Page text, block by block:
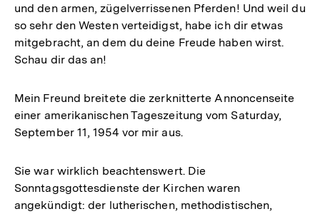
und den armen, zügelverrissenen Pferden! Und weil du
so sehr den Westen verteidigst, habe ich dir etwas
mitgebracht, an dem du deine Freude haben wirst.
Schau dir das an!
Mein Freund breitete die zerknitterte Annoncenseite
einer amerikanischen Tageszeitung vom Saturday,
September 11, 1954 vor mir aus.
Sie war wirklich beachtenswert. Die
Sonntagsgottesdienste der Kirchen waren
angekündigt: der lutherischen, methodistischen,